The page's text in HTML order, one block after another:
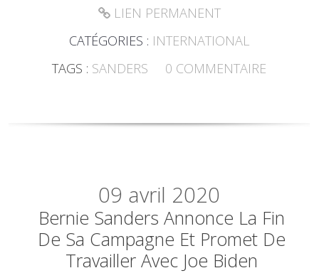
LIEN PERMANENT
CATÉGORIES : INTERNATIONAL
TAGS : SANDERS 0 COMMENTAIRE
09 avril 2020
Bernie Sanders Annonce La Fin
De Sa Campagne Et Promet De
Travailler Avec Joe Biden